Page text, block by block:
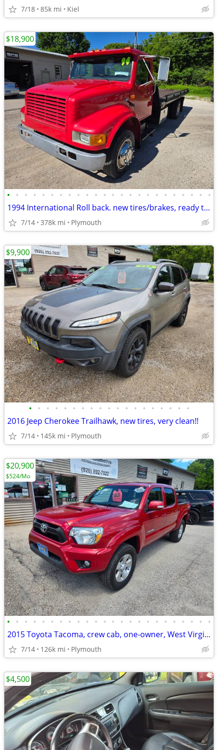
7/18 85k mi Kiel
• • • • • • • • • • • • • • • • • • • • • • • •
1994 International Roll back. new tires/brakes, ready to go!!
7/14 378k mi Plymouth
$18,900
• • • • • • • • • • • • • • • • • • •
2016 Jeep Cherokee Trailhawk, new tires, very clean!!
7/14 145k mi Plymouth
$9,900
• • • • • • • • • • • • • • • • • • • • • • • •
2015 Toyota Tacoma, crew cab, one-owner, West Virginia rust free truck
7/14 126k mi Plymouth
$20,900
$524/Mo
$4,500